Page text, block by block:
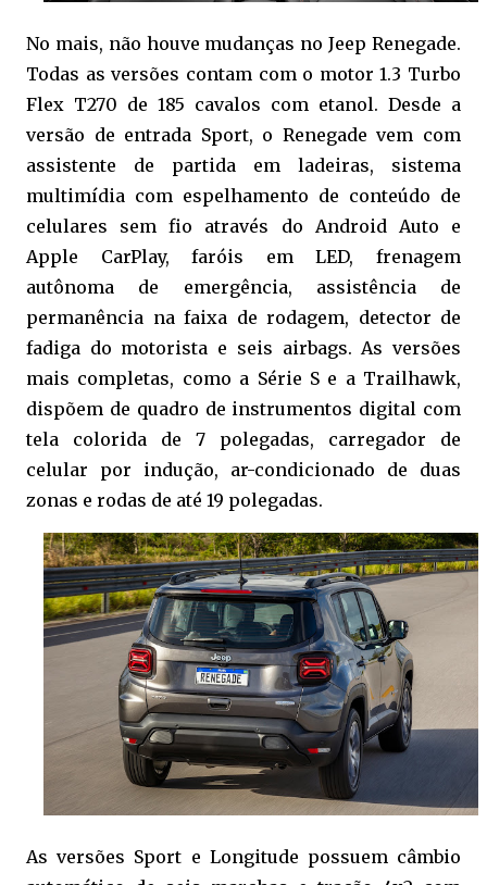
No mais, não houve mudanças no Jeep Renegade.
Todas as versões contam com o motor 1.3 Turbo
Flex T270 de 185 cavalos com etanol. Desde a
versão de entrada Sport, o Renegade vem com
assistente de partida em ladeiras, sistema
multimídia com espelhamento de conteúdo de
celulares sem fio através do Android Auto e
Apple CarPlay, faróis em LED, frenagem
autônoma de emergência, assistência de
permanência na faixa de rodagem, detector de
fadiga do motorista e seis airbags. As versões
mais completas, como a Série S e a Trailhawk,
dispõem de quadro de instrumentos digital com
tela colorida de 7 polegadas, carregador de
celular por indução, ar-condicionado de duas
zonas e rodas de até 19 polegadas.
As versões Sport e Longitude possuem câmbio